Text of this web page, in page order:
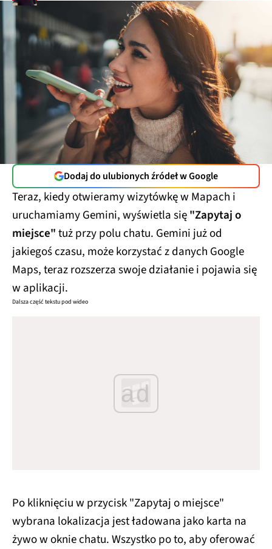
Dodaj do ulubionych źródeł w Google
Teraz, kiedy otwieramy wizytówkę w Mapach i
uruchamiamy Gemini, wyświetla się"Zapytaj o
miejsce"tuż przy polu chatu. Gemini już od
jakiegoś czasu, może korzystać z danych Google
Maps, teraz rozszerza swoje działanie i pojawia się
w aplikacji.
Dalsza część tekstu pod wideo
ad
Po kliknięciu w przycisk "Zapytaj o miejsce"
wybrana lokalizacja jest ładowana jako karta na
żywo w oknie chatu. Wszystko po to, aby oferować